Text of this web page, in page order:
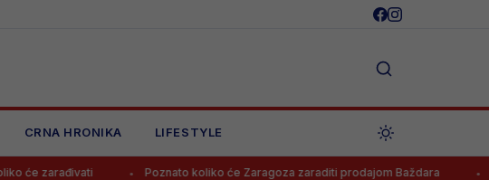
CRNA HRONIKA LIFESTYLE
Poznato koliko će Zaragoza zaraditi prodajom Baždara Juventus odbio